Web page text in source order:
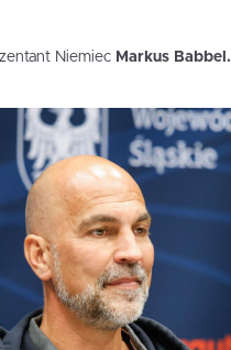
Niemiec Markus Babbel.